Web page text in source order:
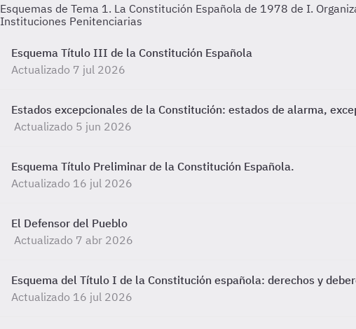
Esquemas de Tema 1. La Constitución Española de 1978 de I.
Instituciones Penitenciarias
Esquema Título III de la Constitución Española
Actualizado 7 jul 2026
Estados excepcionales de la Constitución: estados de alarma,
Actualizado 5 jun 2026
Esquema Título Preliminar de la Constitución Española.
Actualizado 16 jul 2026
El Defensor del Pueblo
Actualizado 7 abr 2026
Esquema del Título I de la Constitución española: derechos y
Actualizado 16 jul 2026